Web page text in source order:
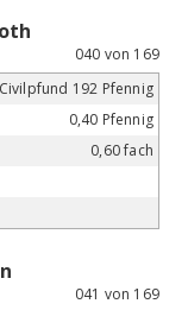
040 von 169
192 Pfennig
0,40 Pfennig
0,60 fach
041 von 169